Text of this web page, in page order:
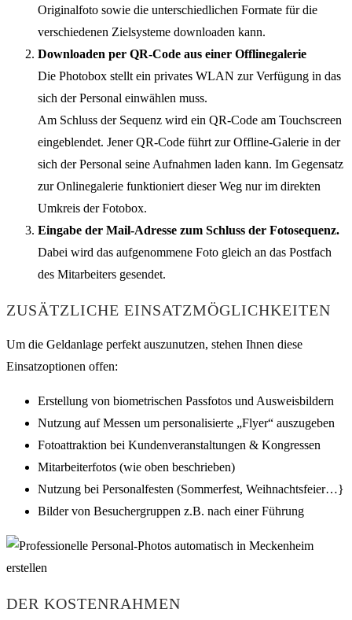
Originalfoto sowie die unterschiedlichen Formate für die
verschiedenen Zielsysteme downloaden kann.
Downloaden per QR-Code aus einer Offlinegalerie
Die Photobox stellt ein privates WLAN zur Verfügung in das
sich der Personal einwählen muss.
Am Schluss der Sequenz wird ein QR-Code am Touchscreen
eingeblendet. Jener QR-Code führt zur Offline-Galerie in der
sich der Personal seine Aufnahmen laden kann. Im Gegensatz
zur Onlinegalerie funktioniert dieser Weg nur im direkten
Umkreis der Fotobox.
Eingabe der Mail-Adresse zum Schluss der Fotosequenz.
Dabei wird das aufgenommene Foto gleich an das Postfach
des Mitarbeiters gesendet.
ZUSÄTZLICHE EINSATZMÖGLICHKEITEN
Um die Geldanlage perfekt auszunutzen, stehen Ihnen diese
Einsatzoptionen offen:
Erstellung von biometrischen Passfotos und Ausweisbildern
Nutzung auf Messen um personalisierte „Flyer“ auszugeben
Fotoattraktion bei Kundenveranstaltungen & Kongressen
Mitarbeiterfotos (wie oben beschrieben)
Nutzung bei Personalfesten (Sommerfest, Weihnachtsfeier…}
Bilder von Besuchergruppen z.B. nach einer Führung
DER KOSTENRAHMEN